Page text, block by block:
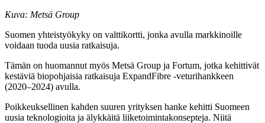
Kuva: Metsä Group
Suomen yhteistyökyky on valttikortti, jonka avulla markkinoille
voidaan tuoda uusia ratkaisuja.
Tämän on huomannut myös Metsä Group ja Fortum, jotka kehittivät
kestäviä biopohjaisia ratkaisuja ExpandFibre -veturihankkeen
(2020–2024) avulla.
Poikkeuksellinen kahden suuren yrityksen hanke kehitti Suomeen
uusia teknologioita ja älykkäitä liiketoimintakonsepteja. Niitä